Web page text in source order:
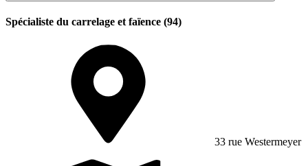
Spécialiste du carrelage et faïence (94)
33 rue Westermeyer